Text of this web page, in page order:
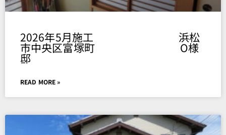
2026年5月施工 浜松
市中央区富塚町 O様
邸
READ MORE »